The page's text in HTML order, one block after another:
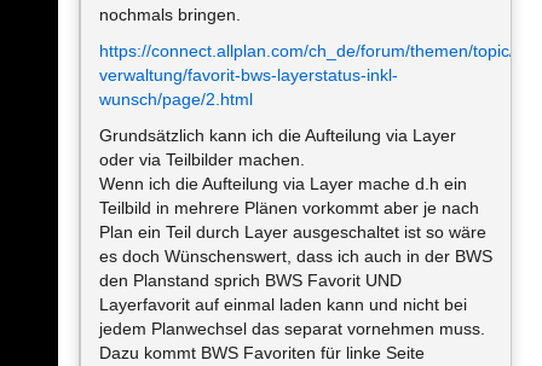
nochmals bringen.
https://connect.allplan.com/ch_de/forum/themen/topic/
verwaltung/favorit-bws-layerstatus-inkl-
wunsch/page/2.html
Grundsätzlich kann ich die Aufteilung via Layer
oder via Teilbilder machen.
Wenn ich die Aufteilung via Layer mache d.h ein
Teilbild in mehrere Plänen vorkommt aber je nach
Plan ein Teil durch Layer ausgeschaltet ist so wäre
es doch Wünschenswert, dass ich auch in der BWS
den Planstand sprich BWS Favorit UND
Layerfavorit auf einmal laden kann und nicht bei
jedem Planwechsel das separat vornehmen muss.
Dazu kommt BWS Favoriten für linke Seite